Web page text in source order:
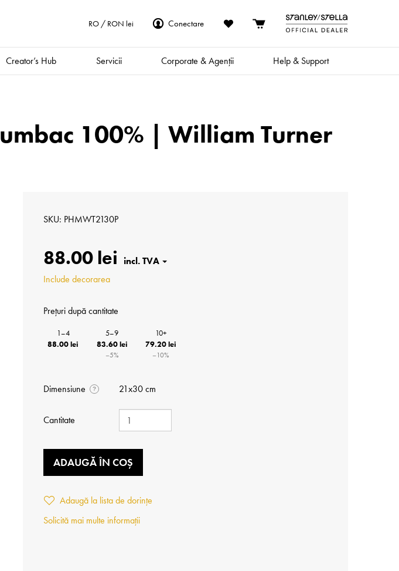
RO / RON lei Conectare
Creator’s Hub Servicii Corporate & Agenții Help & Support
100% | William Turner
SKU PHMWT2130P
88.00 lei
Include decorarea
Prețuri după cantitate
1–4
88.00 lei
5–9
83.60 lei
−5%
10+
79.20 lei
−10%
Dimensiune ? 21x30 cm
Cantitate
ADAUGĂ ÎN COȘ
Adaugă la lista de dorințe
Solicită mai multe informații